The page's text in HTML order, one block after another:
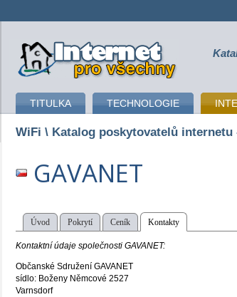
připojení k internetu
TITULKA TECHNOLOGIE
WiFi \ Katalog poskytovatelů internetu
GAVANET
Úvod Pokrytí Ceník Kontakty
Kontaktní údaje společnosti GAVANET:
Občanské Sdružení GAVANET
sídlo: Boženy Němcové 2527
Varnsdorf